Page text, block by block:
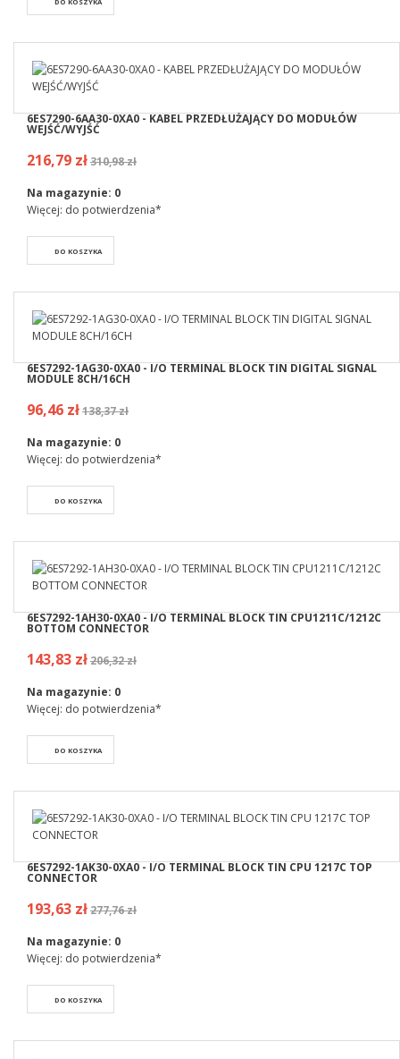
DO KOSZYKA
6ES7290-6AA30-0XA0 - KABEL PRZEDŁUŻAJĄCY DO MODUŁÓW
WEJŚĆ/WYJŚĆ
216,79 zł310,98 zł
Na magazynie: 0
Więcej: do potwierdzenia*
DO KOSZYKA
6ES7292-1AG30-0XA0 - I/O TERMINAL BLOCK TIN DIGITAL SIGNAL
MODULE 8CH/16CH
96,46 zł138,37 zł
Na magazynie: 0
Więcej: do potwierdzenia*
DO KOSZYKA
6ES7292-1AH30-0XA0 - I/O TERMINAL BLOCK TIN CPU1211C/1212C
BOTTOM CONNECTOR
143,83 zł206,32 zł
Na magazynie: 0
Więcej: do potwierdzenia*
DO KOSZYKA
6ES7292-1AK30-0XA0 - I/O TERMINAL BLOCK TIN CPU 1217C TOP
CONNECTOR
193,63 zł277,76 zł
Na magazynie: 0
Więcej: do potwierdzenia*
DO KOSZYKA